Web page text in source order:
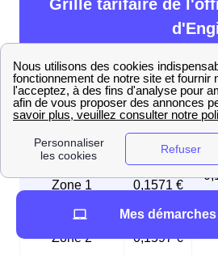
Grille tarifaire de
Base
Abonnement
en EUR / an
123,29
Zone 1 0,1571 €
Zone 2 0,1597 €
Mes